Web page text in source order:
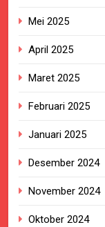
Mei 2025
April 2025
Maret 2025
Februari 2025
Januari 2025
Desember 2024
November 2024
Oktober 2024